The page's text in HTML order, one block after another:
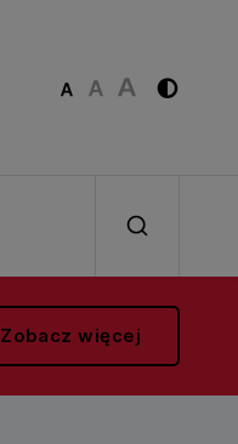
Zobacz więcej